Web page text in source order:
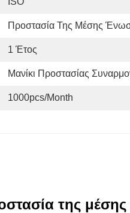
Προστασία Της Μέσης
1 Έτος
Μανίκι Προστασίας
1000pcs/month
της